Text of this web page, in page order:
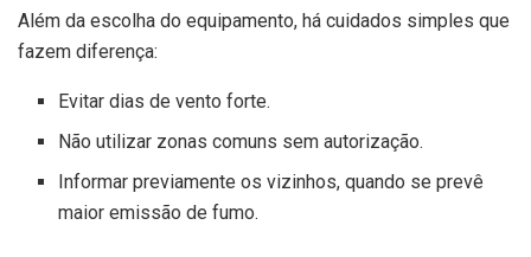
Além da escolha do equipamento, há cuidados simples que
fazem diferença:
Evitar dias de vento forte.
Não utilizar zonas comuns sem autorização.
Informar previamente os vizinhos, quando se prevê
maior emissão de fumo.